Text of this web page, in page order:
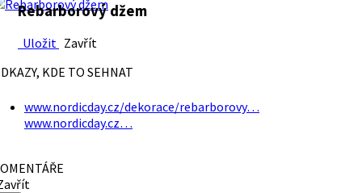
Rebarborový džem
Uložit Zavřít
KDE TO SEHNAT
www.nordicday.cz/dekorace/rebarborovy…
www.nordicday.cz…